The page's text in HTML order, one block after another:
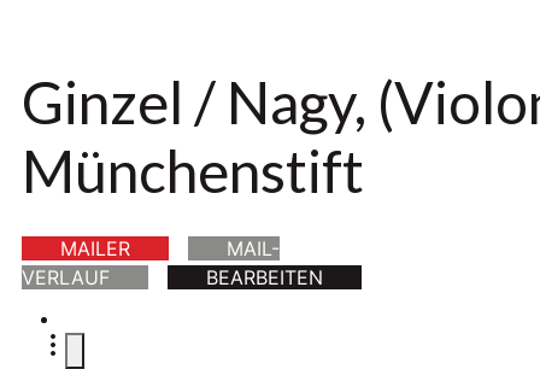
Ginzel / Nagy,
Münchenstift
MAILER
MAIL-
VERLAUF
BEARBEITEN